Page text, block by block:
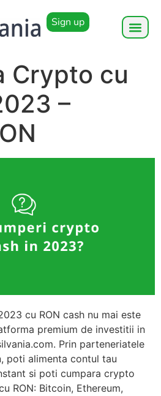
Sign up
Crypto cu
–
cu RON cash nu mai este
premium de investitii in
Prin parteneriatele
poti alimenta contul tau
si poti cumpara crypto
RON: Bitcoin, Ethereum,